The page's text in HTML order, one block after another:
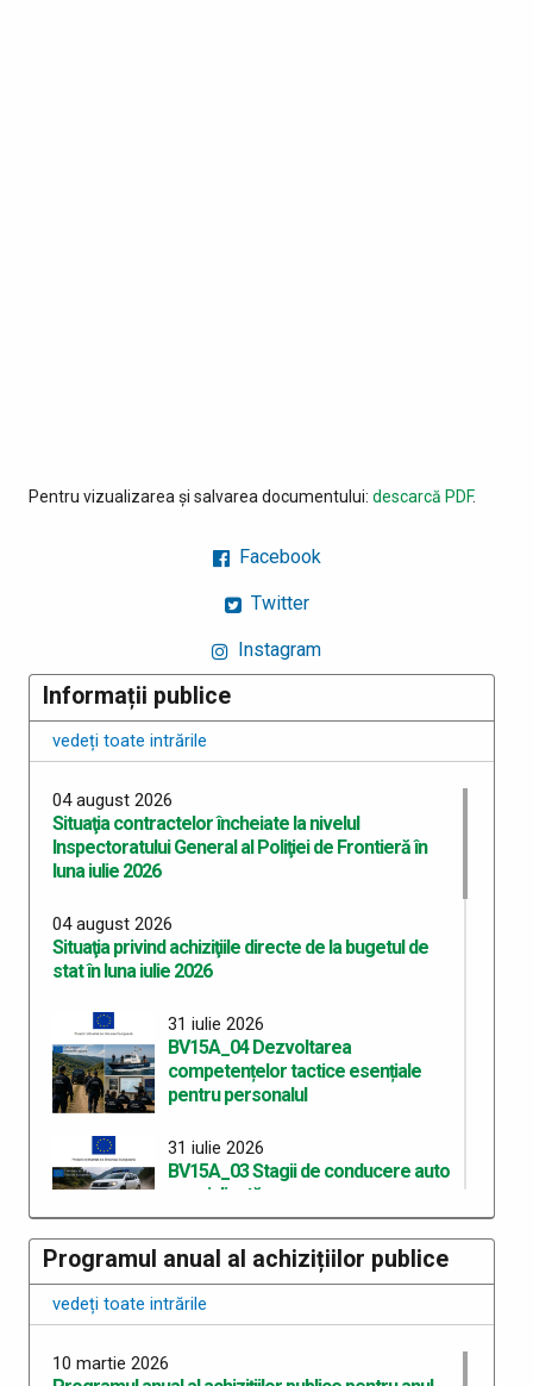
Pentru vizualizarea și salvarea documentului: descarcă PDF.
Facebook
Twitter
Instagram
Informații publice
vedeți toate intrările
04 august 2026
Situaţia contractelor încheiate la nivelul
Inspectoratului General al Poliţiei de Frontieră în
luna iulie 2026
04 august 2026
Situaţia privind achiziţiile directe de la bugetul de
stat în luna iulie 2026
31 iulie 2026
BV15A_04 Dezvoltarea
competențelor tactice esențiale
pentru personalul
31 iulie 2026
BV15A_03 Stagii de conducere auto
specializată
30 iulie 2026
Anunț privind planificarea la evaluarea psihologică a
candidaților recrutați în vederea participării la
universitare de master profesional
Programul anual al achizițiilor publice
vedeți toate intrările
10 martie 2026